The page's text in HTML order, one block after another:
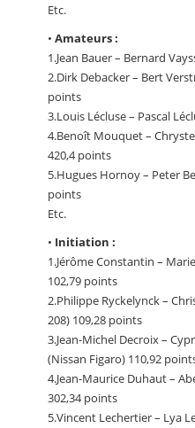
Etc.
• Amateurs :
1.Jean Bauer – Bernard
2.Dirk Debacker – Bert
points
3.Louis Lécluse – Pascal
4.Benoît Mouquet –
420,4 points
5.Hugues Hornoy – Peter
points
Etc.
• Initiation :
1.Jérôme Constantin –
102,79 points
2.Philippe Ryckelynck –
208) 109,28 points
3.Jean-Michel Decroix –
(Nissan Figaro) 110,92
4.Jean-Maurice Duhaut –
302,34 points
5.Vincent Lechertier – Lya